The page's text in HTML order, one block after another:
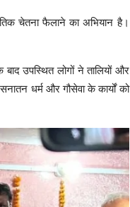
चेतना फैलाने का अभियान है।
बाद उपस्थित लोगों ने तालियों और
धर्म और गौसेवा के कार्यों को